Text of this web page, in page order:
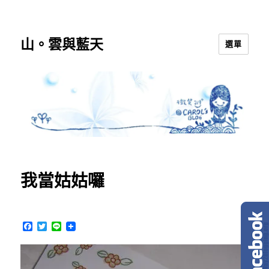
山。雲與藍天 選單
我當姑姑囉
F
c
e
b
T
i
t
L
n
e